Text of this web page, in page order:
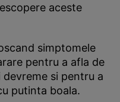
aceste
simptomele
pentru a afla de
si pentru a
putinta boala.